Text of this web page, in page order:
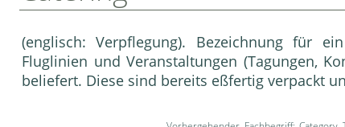
(englisch: Verpflegung). Bezeichnung für ein
Fluglinien und Veranstaltungen (Tagungen,
beliefert. Diese sind bereits eßfertig verpackt